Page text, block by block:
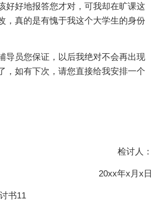
好好地报答您才对，可我却在旷课这
，真的是有愧于我这个大学生的身份
导员您保证，以后我绝对不会再出现
，如有下次，请您直接给我安排一个
检讨人：
20xx年x月x日
书11